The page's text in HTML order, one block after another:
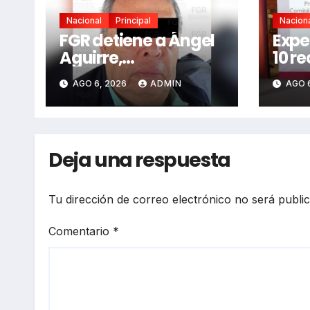
Nacional Principal
FGR detiene a Ángel
Aguirre,
exgobernador de
Guerrero por el caso
Ayotzinapa
AGO 6, 2026 ADMIN
10
AGO
Deja una respuesta
Tu dirección de correo electrónico no será
Comentario *